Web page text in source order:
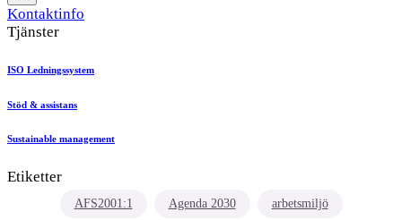
Kontaktinfo
Tjänster
ISO Ledningssystem
Stöd & assistans
Sustainable management
Etiketter
AFS2001:1 Agenda 2030 arbetsmiljö